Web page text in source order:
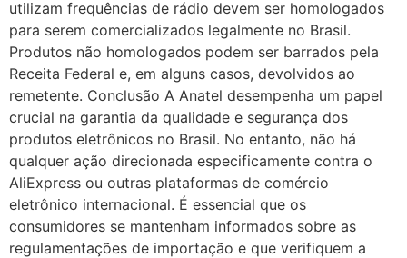
utilizam frequências de rádio devem ser homologados
para serem comercializados legalmente no Brasil.
Produtos não homologados podem ser barrados pela
Receita Federal e, em alguns casos, devolvidos ao
remetente. Conclusão A Anatel desempenha um papel
crucial na garantia da qualidade e segurança dos
produtos eletrônicos no Brasil. No entanto, não há
qualquer ação direcionada especificamente contra o
AliExpress ou outras plataformas de comércio
eletrônico internacional. É essencial que os
consumidores se mantenham informados sobre as
regulamentações de importação e que verifiquem a